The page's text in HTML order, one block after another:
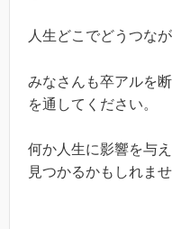
人生どこでどうつな
みなさんも卒アルを
を通してください。
何か人生に影響を与
見つかるかもしれませ